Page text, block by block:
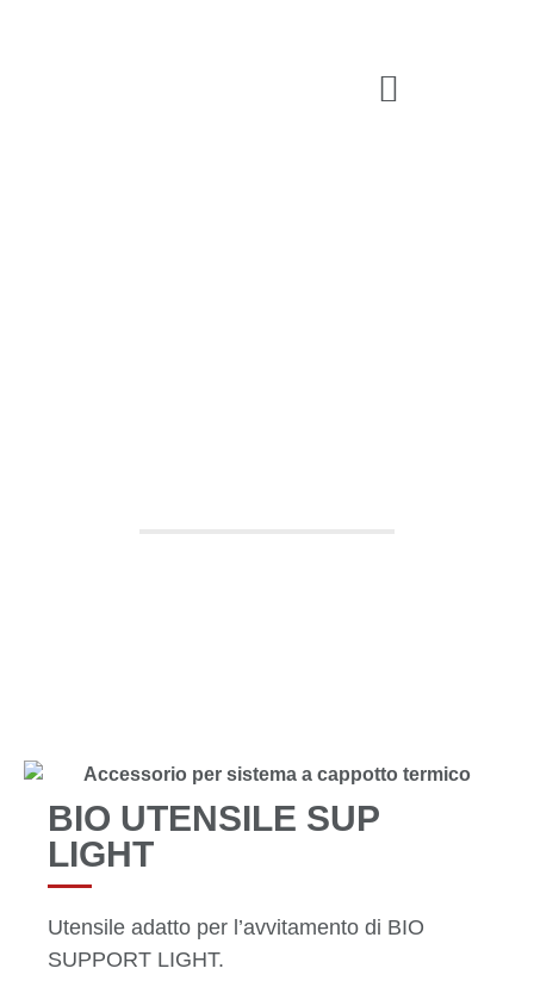
BIO UTENSILE SUP
LIGHT
Utensile adatto per l’avvitamento di BIO
SUPPORT LIGHT.